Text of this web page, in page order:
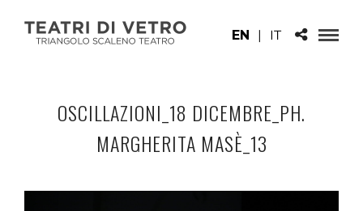
EN | IT
OSCILLAZIONI_18 DICEMBRE_PH.
MARGHERITA MASÈ_13